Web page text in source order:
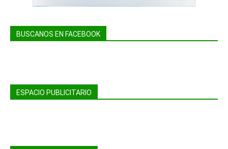
BUSCANOS EN FACEBOOK
ESPACIO PUBLICITARIO